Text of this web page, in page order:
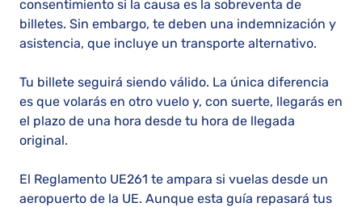
consentimiento si la causa es la sobreventa de
billetes. Sin embargo, te deben una indemnización y
asistencia, que incluye un transporte alternativo.
Tu billete seguirá siendo válido. La única diferencia
es que volarás en otro vuelo y, con suerte, llegarás en
el plazo de una hora desde tu hora de llegada
original.
El Reglamento UE261 te ampara si vuelas desde un
aeropuerto de la UE. Aunque esta guía repasará tus